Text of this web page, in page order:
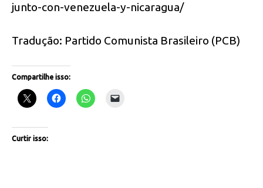
junto-con-venezuela-y-nicaragua/
Tradução: Partido Comunista Brasileiro (PCB)
Compartilhe isso:
Curtir isso: